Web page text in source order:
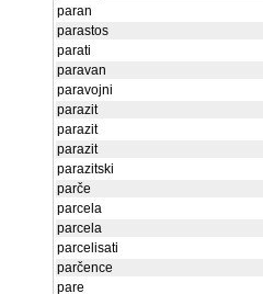
paran
parastos
parati
paravan
paravojni
parazit
parazit
parazit
parazitski
parče
parcela
parcela
parcelisati
parčence
pare